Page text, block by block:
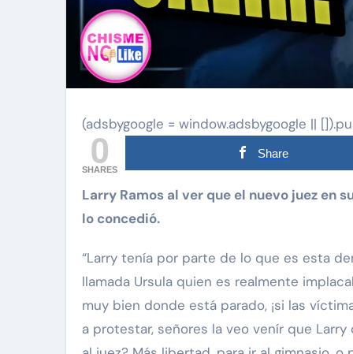
(adsbygoogle = window.adsbygoogle ||
0
SHARES
Share
Larry Ramos al ver que el nuevo juez en su caso es muy blando solicitó permiso de salir y se
lo concedió.
“Larry tenía por parte de lo que es esta
llamada Ursula quien es realmente
muy bien donde está parado, ¡si las
a protestar, señores la veo venír que